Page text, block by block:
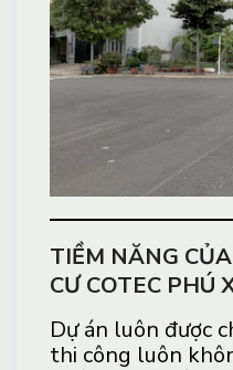
TIỀM NĂNG
CƯ COTEC PHÚ
Dự án luôn được
thi công luôn